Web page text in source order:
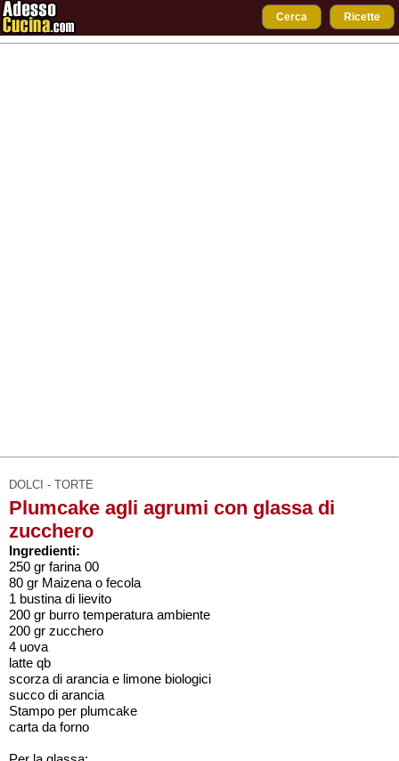
Cerca Ricette
DOLCI - TORTE
Plumcake agli agrumi con glassa di
zucchero
Ingredienti:
250 gr farina 00
80 gr Maizena o fecola
1 bustina di lievito
200 gr burro temperatura ambiente
200 gr zucchero
4 uova
latte qb
scorza di arancia e limone biologici
succo di arancia
Stampo per plumcake
carta da forno